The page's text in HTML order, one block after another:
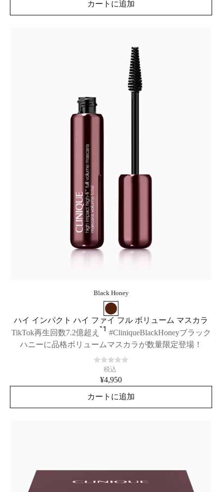
カートに追加
Black Honey
ハイ インパクト ハイ ファイ フル ボリューム マスカラ
TikTok再生回数7.2億超え *1 #CliniqueBlackHoneyブラック
ハニーに品格ボリュームマスカラが数量限定登場！
税込
¥4,950
カートに追加